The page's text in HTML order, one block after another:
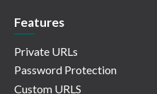
Features
Private URLs
Password Protection
Custom URLS